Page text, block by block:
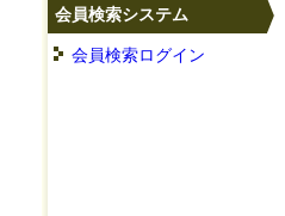
会員検索システム
会員検索ログイン